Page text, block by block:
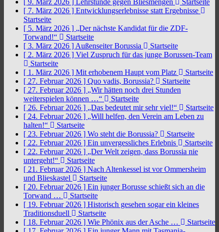
[ 9. März 2026 ] Lehrstunde gegen Bliesmengen
Startseite
[ 7. März 2026 ] Entwicklungserlebnisse statt Ergebnisse
Startseite
[ 5. März 2026 ] „Der nächste Kandidat für die ZDF-
Torwand!“
Startseite
[ 3. März 2026 ] Außenseiter Borussia
Startseite
[ 2. März 2026 ] Viel Zuspruch für das junge Borussen-Team
Startseite
[ 1. März 2026 ] Mit erhobenem Haupt vom Platz
Startseite
[ 27. Februar 2026 ] Quo vadis, Borussia?
Startseite
[ 27. Februar 2026 ] „Wir hätten noch drei Stunden
weiterspielen können …“
Startseite
[ 26. Februar 2026 ] „Das bedeutet mir sehr viel!“
Startseite
[ 24. Februar 2026 ] „Will helfen, den Verein am Leben zu
halten!“
Startseite
[ 23. Februar 2026 ] Wo steht die Borussia?
Startseite
[ 22. Februar 2026 ] Ein unvergessliches Erlebnis
Startseite
[ 22. Februar 2026 ] „Der Welt zeigen, dass Borussia nie
untergeht!“
Startseite
[ 21. Februar 2026 ] Nach Altenkessel ist vor Ommersheim
und Blieskastel
Startseite
[ 20. Februar 2026 ] Ein junger Borusse schießt sich an die
Torwand …
Startseite
[ 19. Februar 2026 ] Historisch gesehen sogar ein kleines
Traditionsduell
Startseite
[ 18. Februar 2026 ] Wie Phönix aus der Asche …
Startseite